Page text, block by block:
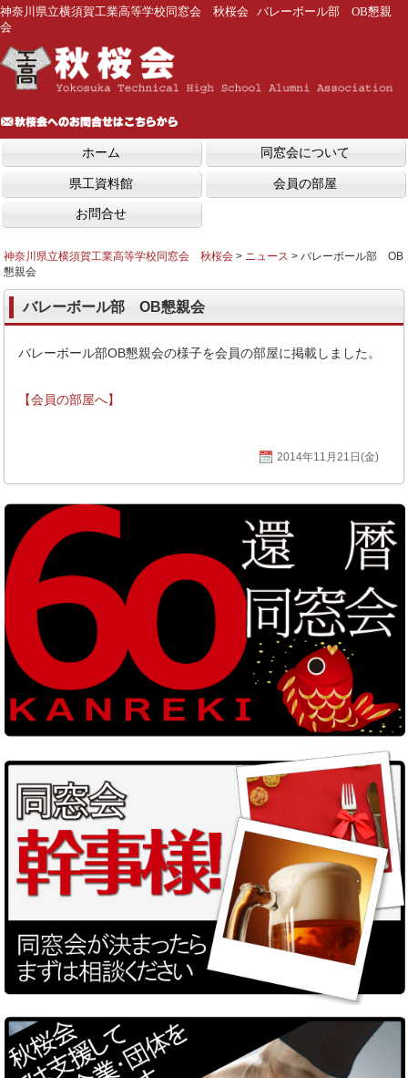
神奈川県立横須賀工業高等学校同窓会 秋桜会 バレーボール部 OB懇親
会
ホーム 同窓会について
県工資料館 会員の部屋
お問合せ
神奈川県立横須賀工業高等学校同窓会 秋桜会 > ニュース >バレーボール部 OB
懇親会
バレーボール部 OB懇親会
バレーボール部OB懇親会の様子を会員の部屋に掲載しました。
【会員の部屋へ】
2014年11月21日(金)